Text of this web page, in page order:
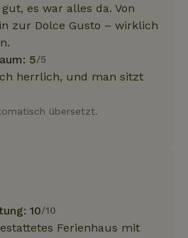
es war alles da. Von
zur Dolce Gusto – wirklich
5/5
herrlich, und man sitzt
übersetzt.
10/10
Ferienhaus mit